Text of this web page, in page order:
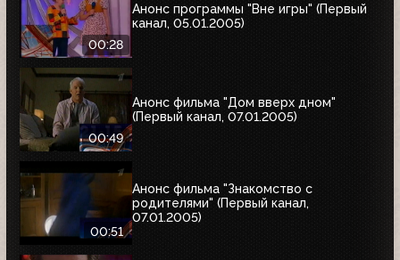
00:28
Анонс программы "Вне игры" (Первый
канал, 05.01.2005)
00:49
Анонс фильма "Дом вверх дном"
(Первый канал, 07.01.2005)
00:51
Анонс фильма "Знакомство с
родителями" (Первый канал,
07.01.2005)